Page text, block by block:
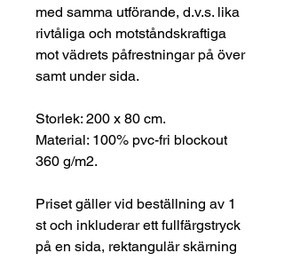
med samma utförande, d.v.s. lika
rivtåliga och motståndskraftiga
mot vädrets påfrestningar på över
samt under sida.
Storlek: 200 x 80 cm.
Material: 100% pvc-fri blockout
360 g/m2.
Priset gäller vid beställning av 1
st och inkluderar ett fullfärgstryck
på en sida, rektangulär skärning